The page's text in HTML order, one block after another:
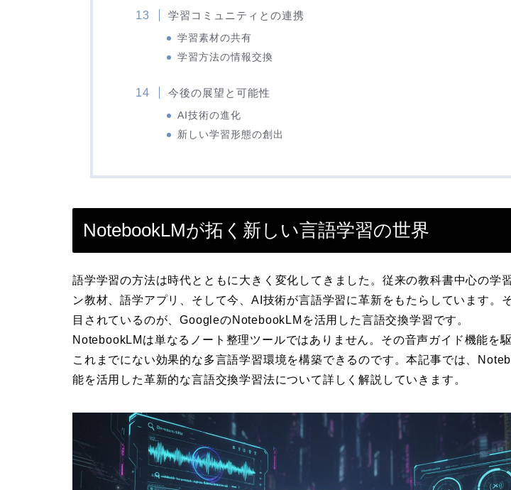
学習コミュニティとの連携
学習素材の共有
学習方法の情報交換
今後の展望と可能性
AI技術の進化
新しい学習形態の創出
NotebookLMが拓く新しい言語学習の世界
語学学習の方法は時代とともに大きく変化してきました。従来の教科書中心の学
ン教材、語学アプリ、そして今、AI技術が言語学習に革新をもたらしています。
目されているのが、GoogleのNotebookLMを活用した言語交換学習です。
NotebookLMは単なるノート整理ツールではありません。その音声ガイド機能を駆
これまでにない効果的な多言語学習環境を構築できるのです。本記事では、
能を活用した革新的な言語交換学習法について詳しく解説していきます。